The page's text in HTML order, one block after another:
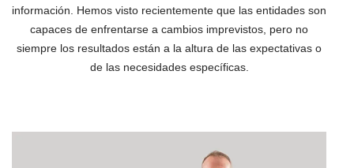
información. Hemos visto recientemente que las entidades son
capaces de enfrentarse a cambios imprevistos, pero no
siempre los resultados están a la altura de las expectativas o
de las necesidades específicas.